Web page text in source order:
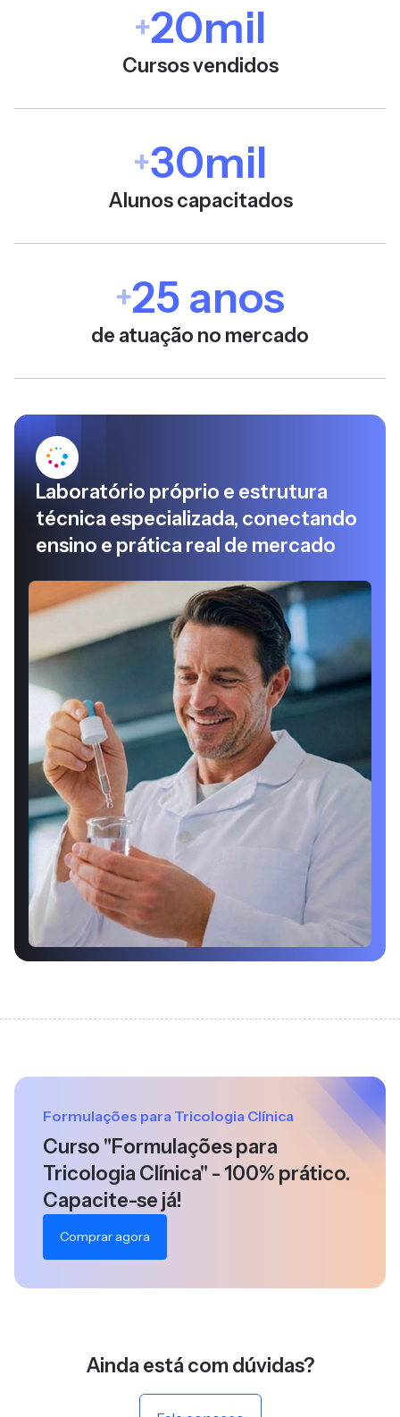
+20mil
Cursos vendidos
+30mil
Alunos capacitados
+25 anos
de atuação no mercado
Laboratório próprio e estrutura
técnica especializada, conectando
ensino e prática real de mercado
Formulações para Tricologia Clínica
Curso "Formulações para
Tricologia Clínica" - 100% prático.
Capacite-se já!
Comprar agora
Ainda está com dúvidas?